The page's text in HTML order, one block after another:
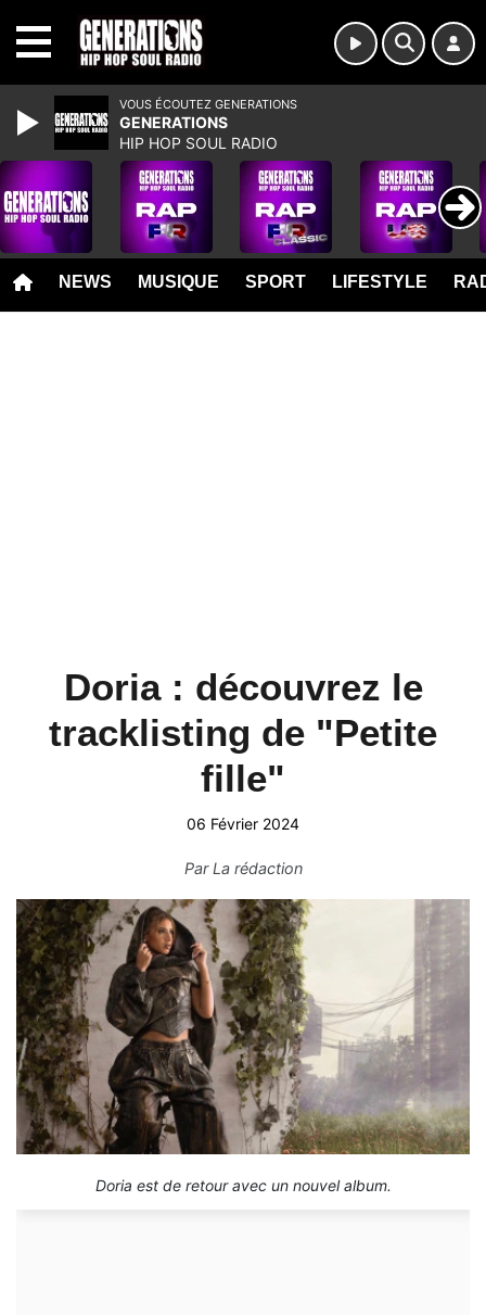
NEWS MUSIQUE SPORT LIFESTYLE
Doria : découvrez le
tracklisting de "Petite
fille"
06 Février 2024
ParLa rédaction
Doria est de retour avec un nouvel album.
VOUS ÉCOUTEZ GENERATIONS
GENERATIONS
HIP HOP SOUL RADIO